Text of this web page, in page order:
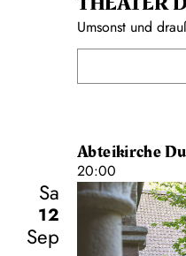
Umsonst und
Abteikirche
20:00
Sa
12
Sep